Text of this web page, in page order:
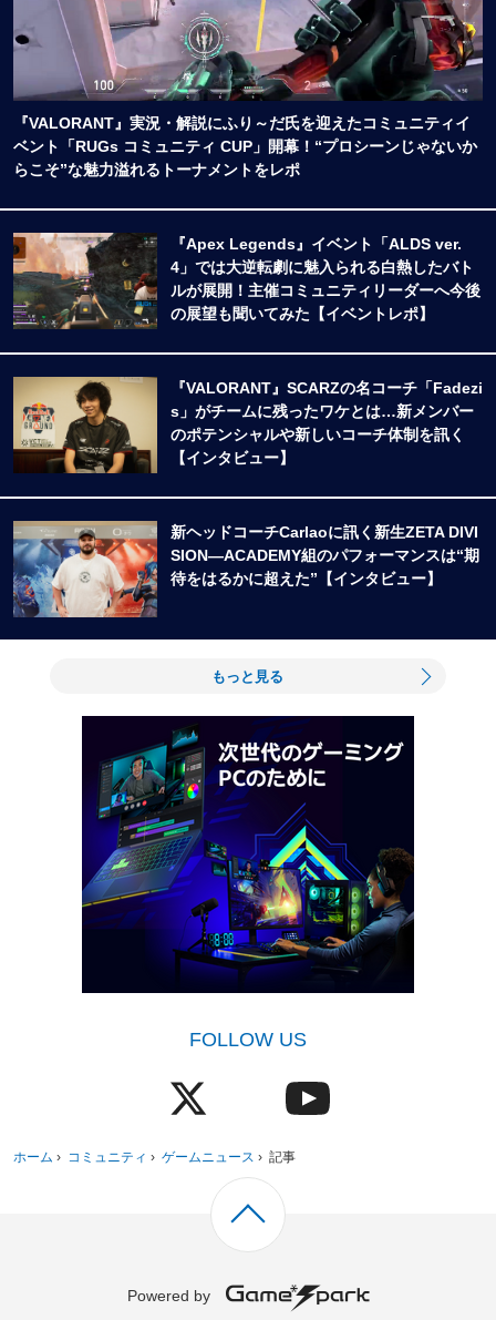
『VALORANT』実況・解説にふり～だ氏を迎えたコミュニティイ
ベント「RUGs コミュニティ CUP」開幕！“プロシーンじゃないか
らこそ”な魅力溢れるトーナメントをレポ
『Apex Legends』イベント「ALDS ver.
4」では大逆転劇に魅入られる白熱したバト
ルが展開！主催コミュニティリーダーへ今後
の展望も聞いてみた【イベントレポ】
『VALORANT』SCARZの名コーチ「Fadezi
s」がチームに残ったワケとは…新メンバー
のポテンシャルや新しいコーチ体制を訊く
【インタビュー】
新ヘッドコーチCarlaoに訊く新生ZETA DIVI
SION―ACADEMY組のパフォーマンスは“期
待をはるかに超えた”【インタビュー】
もっと見る
FOLLOW US
ホーム › コミュニティ › ゲームニュース › 記事
Powered by